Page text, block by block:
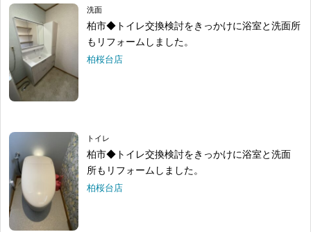
洗面
柏市◆トイレ交換検討をきっかけに浴室と洗面所
もリフォームしました。
柏桜台店
トイレ
柏市◆トイレ交換検討をきっかけに浴室と洗面
所もリフォームしました。
柏桜台店